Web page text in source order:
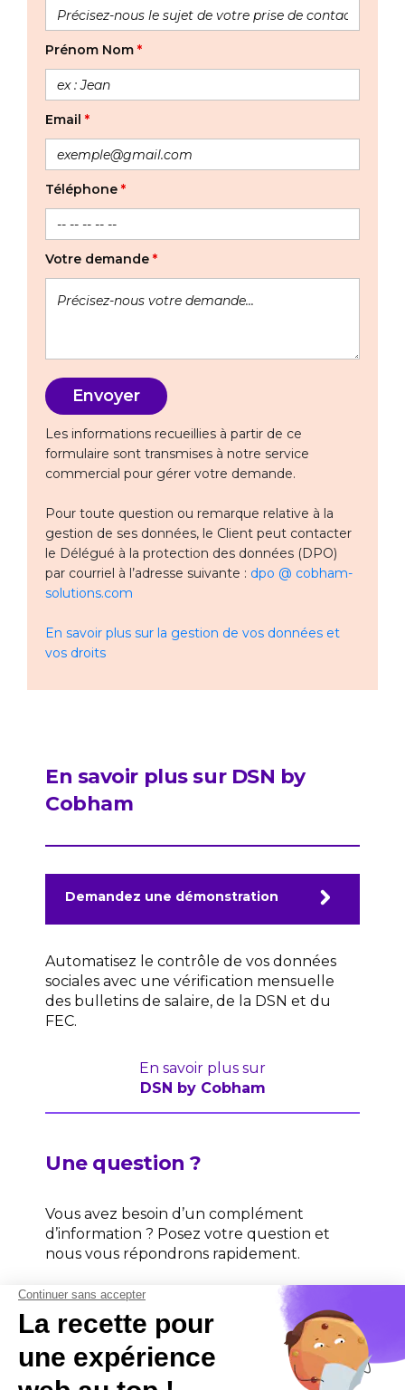
Prénom Nom *
Email *
Téléphone *
Votre demande *
Les informations recueillies à partir de ce
formulaire sont transmises à notre service
commercial pour gérer votre demande.
Pour toute question ou remarque relative à la
gestion de ses données, le Client peut contacter
le Délégué à la protection des données (DPO)
par courriel à l’adresse suivante : dpo @ cobham-
solutions.com
En savoir plus sur la gestion de vos données et
vos droits
En savoir plus sur DSN by
Cobham
Demandez une démonstration
Automatisez le contrôle de vos données
sociales avec une vérification mensuelle
des bulletins de salaire, de la DSN et du
FEC.
En savoir plus sur
DSN by Cobham
Une question ?
Vous avez besoin d’un complément
d’information ? Posez votre question et
nous vous répondrons rapidement.
Contactez-nous